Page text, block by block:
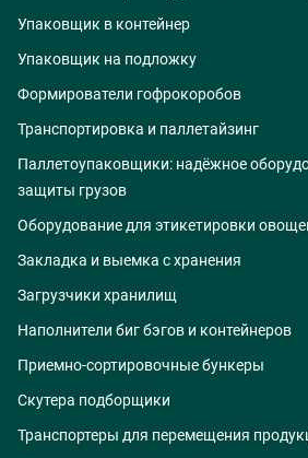
Упаковщик в контейнер
Упаковщик на подложку
Формирователи гофрокоробов
Транспортировка и паллетайзинг
Паллетоупаковщики: надёжное
защиты грузов
Оборудование для этикетировки
Закладка и выемка с хранения
Загрузчики хранилищ
Наполнители биг бэгов и контейнеров
Приемно-сортировочные бункеры
Скутера подборщики
Транспортеры для перемещения